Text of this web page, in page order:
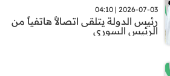
2026-07-03 | 04:10
رئيس الدولة يتلقى اتصالاً هاتفياً من
الرئيس السوري